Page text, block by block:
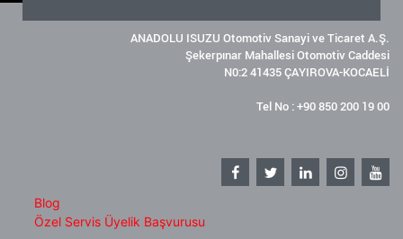
ANADOLU ISUZU Otomotiv Sanayi ve Ticaret A.Ş.
Şekerpınar Mahallesi Otomotiv Caddesi
N0:2 41435 ÇAYIROVA-KOCAELİ
Tel No : +90 850 200 19 00
Blog
Özel Servis Üyelik Başvurusu